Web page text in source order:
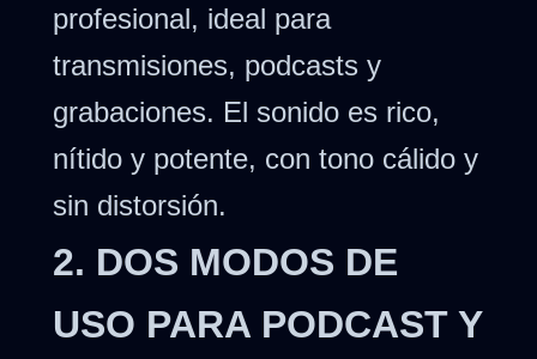
profesional, ideal para
transmisiones, podcasts y
grabaciones. El sonido es rico,
nítido y potente, con tono cálido y
sin distorsión.
2. DOS MODOS DE
USO PARA PODCAST Y